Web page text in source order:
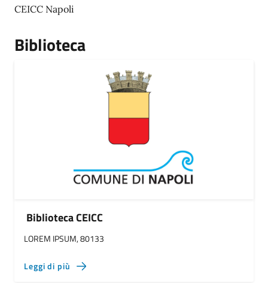
CEICC Napoli
Biblioteca
Biblioteca CEICC
LOREM IPSUM, 80133
Leggi di più